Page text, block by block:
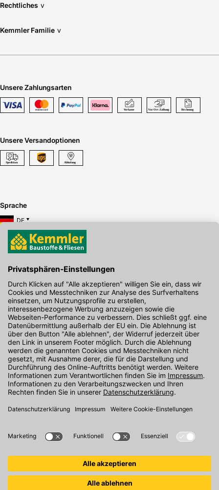
Rechtliches v
Kemmler Familie v
Unsere Zahlungsarten
Unsere Versandoptionen
Sprache
DE
Hier gibt's die kostenlose App
Kontakt
Unser Onlineshop Team ist montags bis freitags von 08:00 - 17:00
Uhr unter der Telefonnummer07071 / 151-151für Sie erreichbar.
Alternativ können Sie unser Kontaktformular nutzen.
Den Kontakt direkt in unsere Niederlassungen finden Sie